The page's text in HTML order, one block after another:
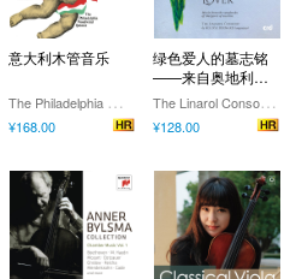
意大利木管音乐
T
he Philadelphia Woodwind Quintet
¥168.00
绿色爱人的墓志铭
——来自奥地利的
玛格丽特的音乐歌
曲集
T
he Linarol Consort,Héloïse Bernard
¥128.00